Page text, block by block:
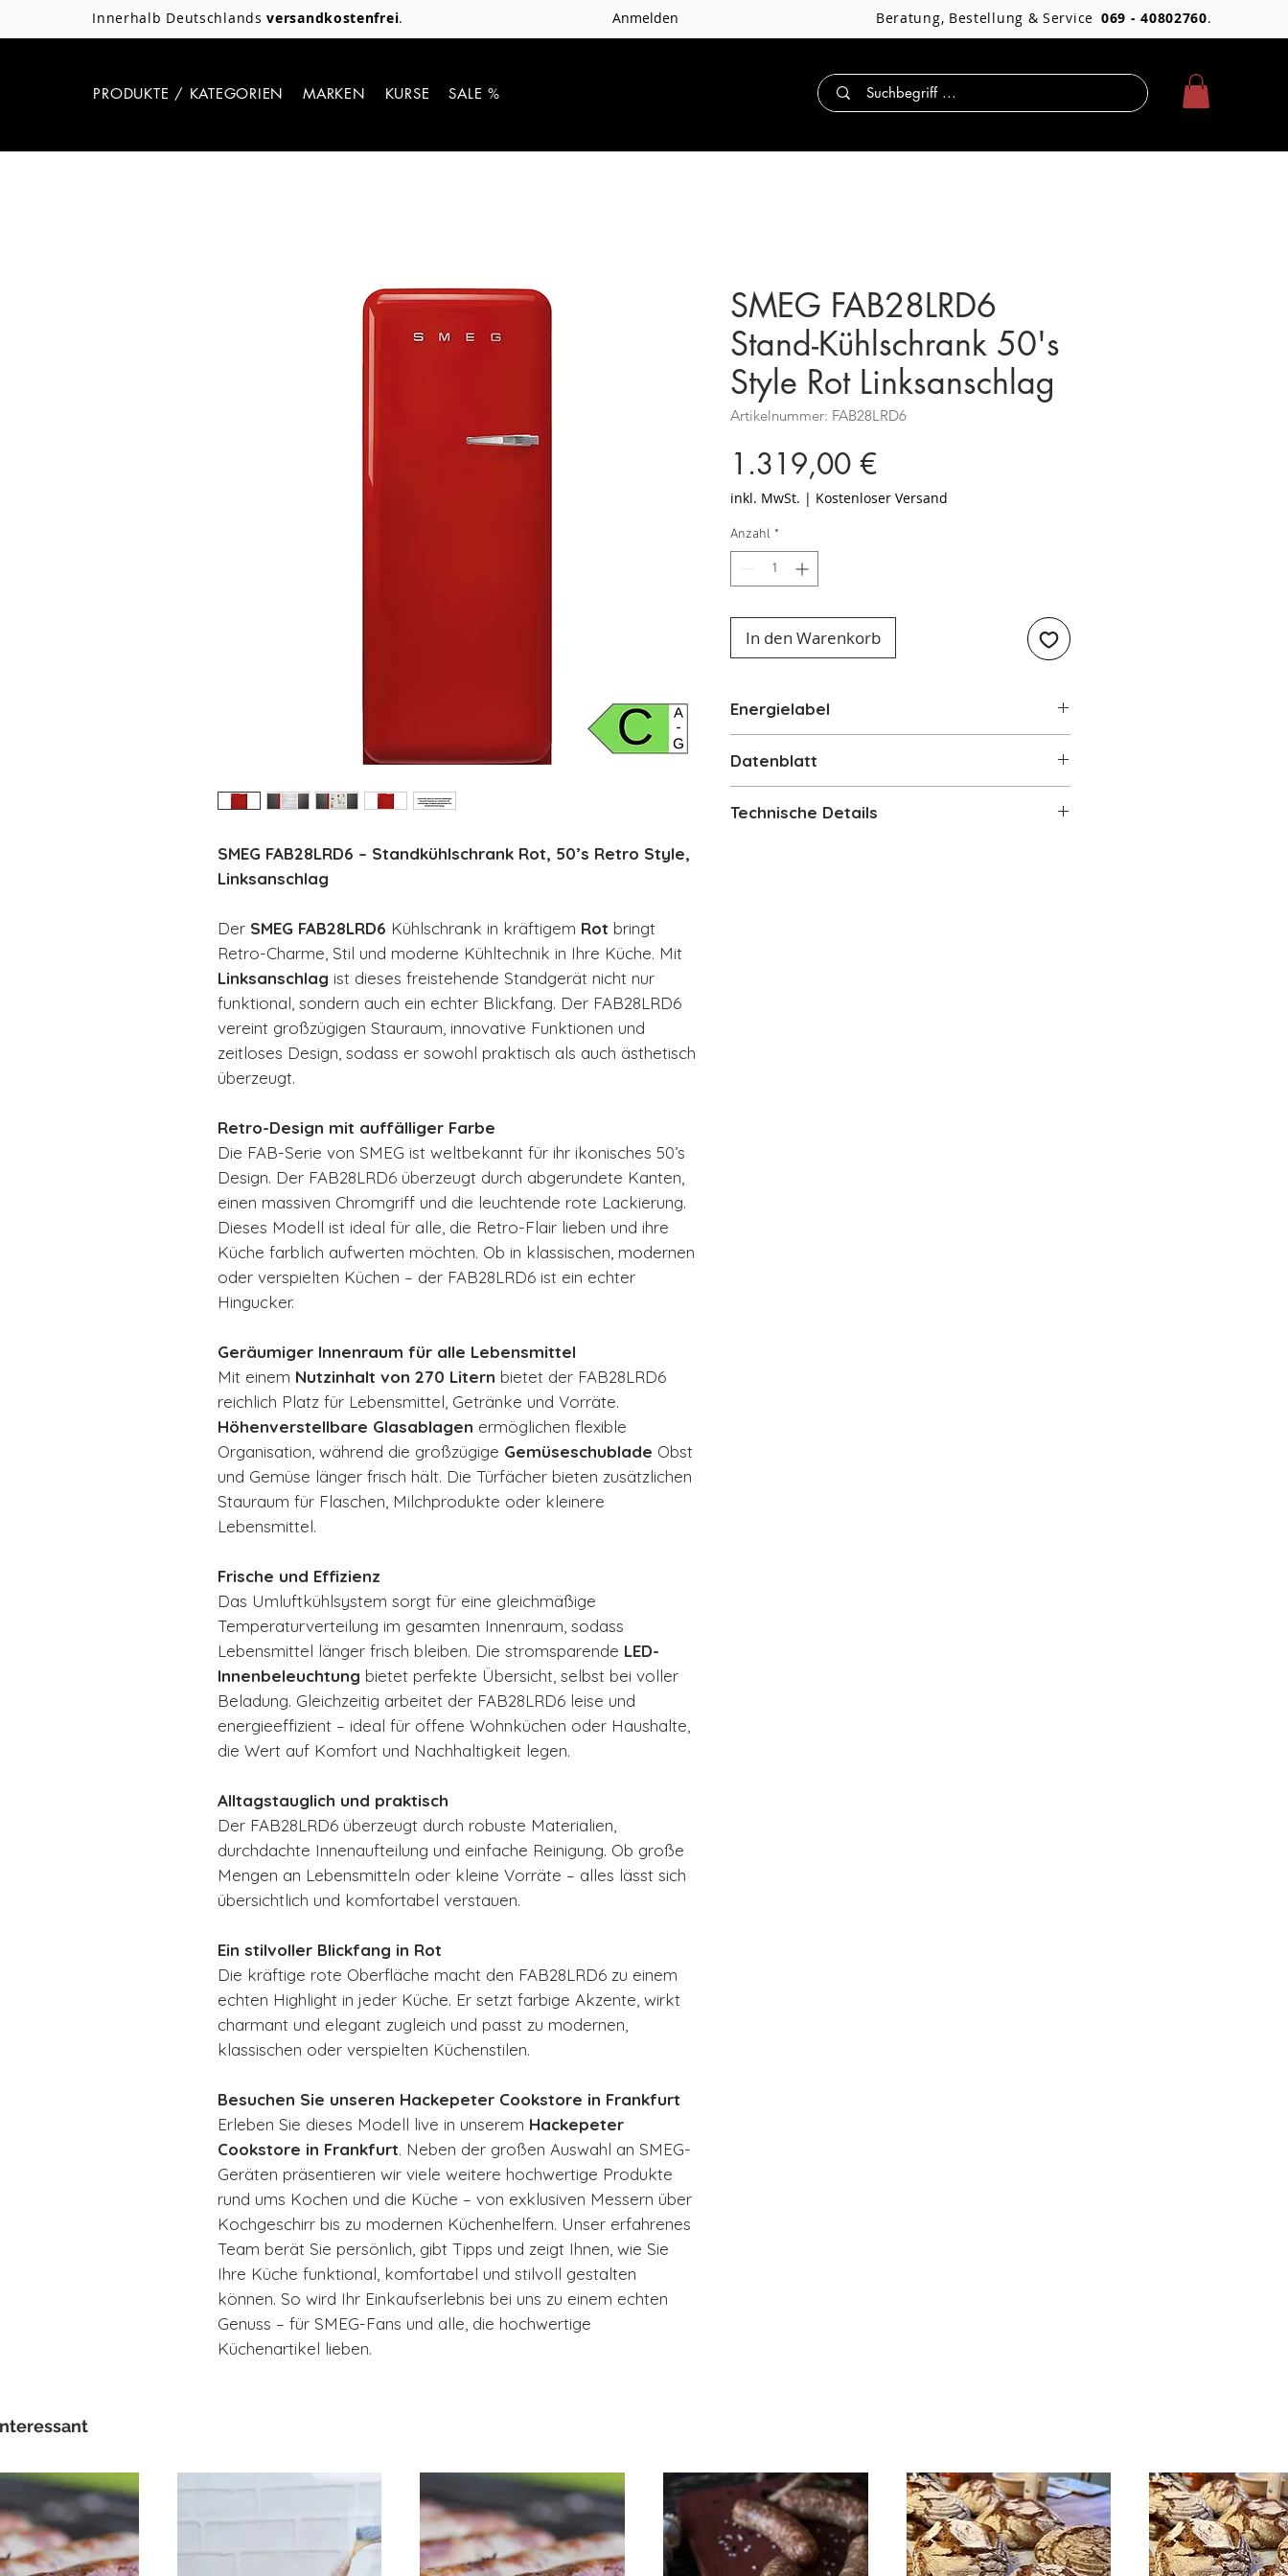
Innerhalb Deutschlandsversandkostenfrei. Anmelden Beratung, Bestellung & Service 069 - 40802760.
PRODUKTE / KATEGORIEN MARKEN KURSE SALE %
SMEG FAB28LRD6 – Standkühlschrank Rot, 50’s Retro Style,
Linksanschlag
Der SMEG FAB28LRD6 Kühlschrank in kräftigem Rot bringt
Retro-Charme, Stil und moderne Kühltechnik in Ihre Küche. Mit
Linksanschlag ist dieses freistehende Standgerät nicht nur
funktional, sondern auch ein echter Blickfang. Der FAB28LRD6
vereint großzügigen Stauraum, innovative Funktionen und
zeitloses Design, sodass er sowohl praktisch als auch ästhetisch
überzeugt.
Retro-Design mit auffälliger Farbe
Die FAB-Serie von SMEG ist weltbekannt für ihr ikonisches 50’s
Design. Der FAB28LRD6 überzeugt durch abgerundete Kanten,
einen massiven Chromgriff und die leuchtende rote Lackierung.
Dieses Modell ist ideal für alle, die Retro-Flair lieben und ihre
Küche farblich aufwerten möchten. Ob in klassischen, modernen
oder verspielten Küchen – der FAB28LRD6 ist ein echter
Hingucker.
Geräumiger Innenraum für alle Lebensmittel
Mit einem Nutzinhalt von 270 Litern bietet der FAB28LRD6
reichlich Platz für Lebensmittel, Getränke und Vorräte.
Höhenverstellbare Glasablagen ermöglichen flexible
Organisation, während die großzügige Gemüseschublade Obst
und Gemüse länger frisch hält. Die Türfächer bieten zusätzlichen
Stauraum für Flaschen, Milchprodukte oder kleinere
Lebensmittel.
Frische und Effizienz
Das Umluftkühlsystem sorgt für eine gleichmäßige
Temperaturverteilung im gesamten Innenraum, sodass
Lebensmittel länger frisch bleiben. Die stromsparende LED-
Innenbeleuchtung bietet perfekte Übersicht, selbst bei voller
Beladung. Gleichzeitig arbeitet der FAB28LRD6 leise und
energieeffizient – ideal für offene Wohnküchen oder Haushalte,
die Wert auf Komfort und Nachhaltigkeit legen.
Alltagstauglich und praktisch
Der FAB28LRD6 überzeugt durch robuste Materialien,
durchdachte Innenaufteilung und einfache Reinigung. Ob große
Mengen an Lebensmitteln oder kleine Vorräte – alles lässt sich
übersichtlich und komfortabel verstauen.
Ein stilvoller Blickfang in Rot
Die kräftige rote Oberfläche macht den FAB28LRD6 zu einem
echten Highlight in jeder Küche. Er setzt farbige Akzente, wirkt
charmant und elegant zugleich und passt zu modernen,
klassischen oder verspielten Küchenstilen.
Besuchen Sie unseren Hackepeter Cookstore in Frankfurt
Erleben Sie dieses Modell live in unserem Hackepeter
Cookstore in Frankfurt. Neben der großen Auswahl an SMEG-
Geräten präsentieren wir viele weitere hochwertige Produkte
rund ums Kochen und die Küche – von exklusiven Messern über
Kochgeschirr bis zu modernen Küchenhelfern. Unser erfahrenes
Team berät Sie persönlich, gibt Tipps und zeigt Ihnen, wie Sie
Ihre Küche funktional, komfortabel und stilvoll gestalten
können. So wird Ihr Einkaufserlebnis bei uns zu einem echten
Genuss – für SMEG-Fans und alle, die hochwertige
Küchenartikel lieben.
SMEG FAB28LRD6
Stand-Kühlschrank 50's
Style Rot Linksanschlag
Artikelnummer: FAB28LRD6
1.319,00 €Preis
inkl. MwSt. | Kostenloser Versand
Anzahl *
In den Warenkorb
Energielabel
Datenblatt
Technische Details